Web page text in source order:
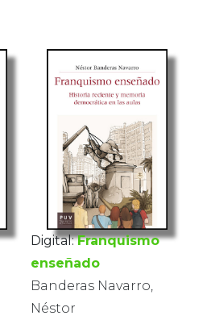
Digital: Franquismo
enseñado
Banderas Navarro,
Néstor